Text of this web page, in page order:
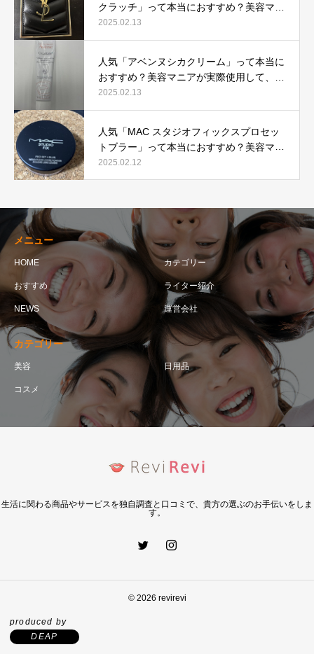
produced by
DEAP
クラッチ」って本当におすすめ？美容マニ
アが実際使用して口コミを検証！
2025.02.13
人気「アベンヌシカクリーム」って本当に
おすすめ？美容マニアが実際使用して、口
コミを検証！
2025.02.13
人気「MAC スタジオフィックスプロセッ
トブラー」って本当におすすめ？美容マニ
アが実際使用して口コミを検証！
2025.02.12
メニュー
HOME カテゴリー
おすすめ ライター紹介
NEWS 運営会社
カテゴリー
美容 日用品
コスメ
生活に関わる商品やサービスを独自調査と口コミで、貴方の選ぶのお手伝いをしま
す。
© 2026 revirevi